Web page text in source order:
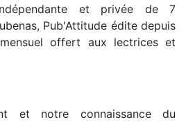
et privée de 7
Pub'Attitude édite depuis
offert aux lectrices et
et notre connaissance du